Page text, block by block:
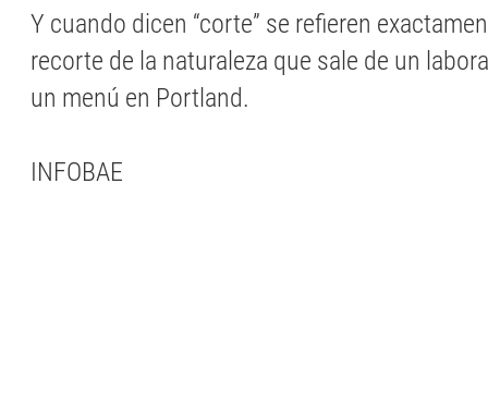
Y cuando dicen “corte” se refieren
recorte de la naturaleza que sale de un
un menú en Portland.
INFOBAE